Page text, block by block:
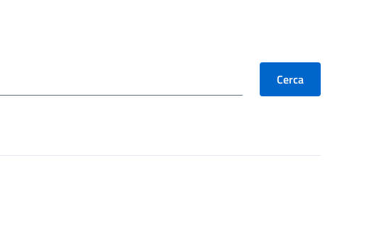
Cerca